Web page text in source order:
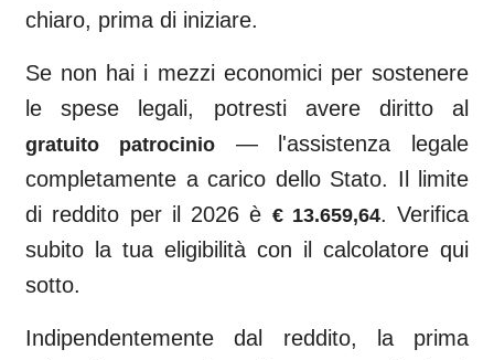
chiaro, prima di iniziare.
Se non hai i mezzi economici per sostenere
le spese legali, potresti avere diritto al
gratuito patrocinio— l'assistenza legale
completamente a carico dello Stato. Il limite
di reddito per il 2026 è € 13.659,64. Verifica
subito la tua eligibilità con il calcolatore qui
sotto.
Indipendentemente dal reddito, la prima